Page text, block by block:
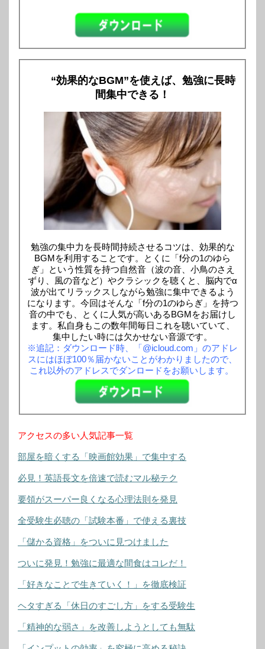
“効果的なBGM”を使えば、勉強に長時
間集中できる！
勉強の集中力を長時間持続させるコツは、効果的な
BGMを利用することです。とくに「f分の1のゆら
ぎ」という性質を持つ自然音（波の音、小鳥のさえ
ずり、風の音など）やクラシックを聴くと、脳内でα
波が出てリラックスしながら勉強に集中できるよう
になります。今回はそんな「f分の1のゆらぎ」を持つ
音の中でも、とくに人気が高いあるBGMをお届けし
ます。私自身もこの数年間毎日これを聴いていて、
集中したい時には欠かせない音源です。
※追記：ダウンロード時、「@icloud.com」のアドレ
スにはほぼ100％届かないことがわかりましたので、
これ以外のアドレスでダンロードをお願いします。
アクセスの多い人気記事一覧
部屋を暗くする「映画館効果」で集中する
必見！英語長文を倍速で読むマル秘テク
要領がスーパー良くなる心理法則を発見
全受験生必聴の「試験本番」で使える裏技
「儲かる資格」をついに見つけました
ついに発見！勉強に最適な間食はコレだ！
「好きなことで生きていく！」を徹底検証
ヘタすぎる「休日のすごし方」をする受験生
「精神的な弱さ」を改善しようとしても無駄